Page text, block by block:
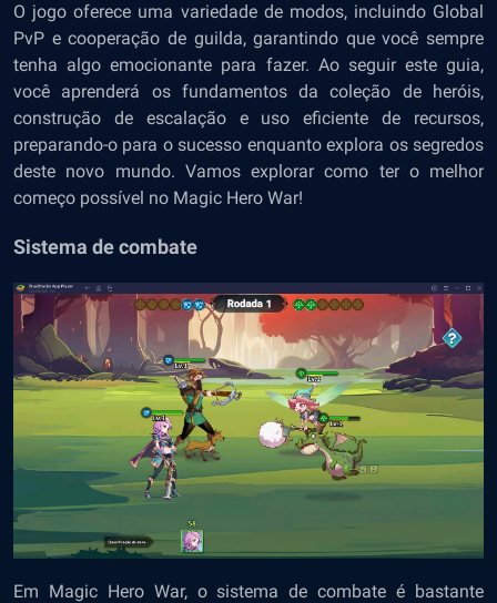
O jogo oferece uma variedade de modos, incluindo Global
PvP e cooperação de guilda, garantindo que você sempre
tenha algo emocionante para fazer. Ao seguir este guia,
você aprenderá os fundamentos da coleção de heróis,
construção de escalação e uso eficiente de recursos,
preparando-o para o sucesso enquanto explora os segredos
deste novo mundo. Vamos explorar como ter o melhor
começo possível no Magic Hero War!
Sistema de combate
Em Magic Hero War, o sistema de combate é bastante